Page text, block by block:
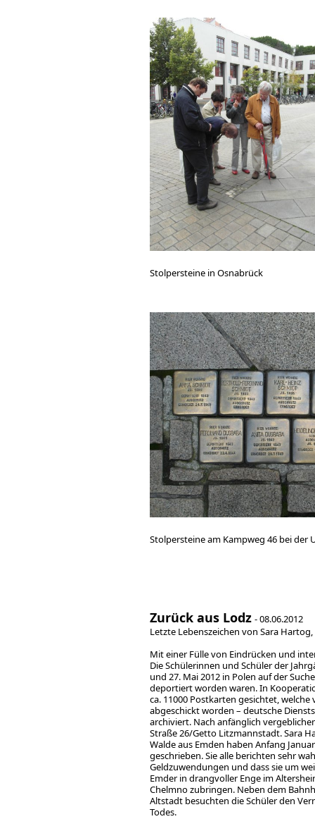
Stolpersteine in Osnabrück
Stolpersteine am Kampweg 46 bei
Zurück aus Lodz - 08.06.2012
Letzte Lebenszeichen von Sara
Mit einer Fülle von Eindrücken und
Die Schülerinnen und Schüler der
und 27. Mai 2012 in Polen auf der
deportiert worden waren. In
ca. 11000 Postkarten gesichtet,
abgeschickt worden – deutsche
archiviert. Nach anfänglich
Straße 26/Getto Litzmannstadt. Sara
Walde aus Emden haben Anfang
geschrieben. Sie alle berichten sehr
Geldzuwendungen und dass sie um
Emder in drangvoller Enge im
Chelmno zubringen. Neben dem
Altstadt besuchten die Schüler den
Todes.